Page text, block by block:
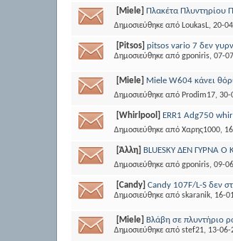
[Miele] Πλακέτα Πλυντηρίου
Δημοσιεύθηκε από LoukasL, 20-
[Pitsos] pitsos vario 7 δεν
Δημοσιεύθηκε απόgponiris, 07-
[Miele] Miele W604 κάνει
Δημοσιεύθηκε από Prodim17, 30-
[Whirlpool] ERR1 Adg750
Δημοσιεύθηκε απόΧαρης1000,
[Άλλη] BLUESKY ΔΕΝ ΓΥΡΝΑ Ο
Δημοσιεύθηκε απόgponiris, 09-
[Candy] Candy 107F/L-S δεν
Δημοσιεύθηκε απόskaranik, 16-
[Miele] Βλάβη σε πλυντήριο
Δημοσιεύθηκε απόstef21, 13-06-